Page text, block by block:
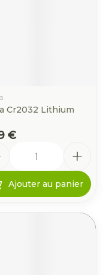
Cr2032 Lithium
€
Ajouter au panier